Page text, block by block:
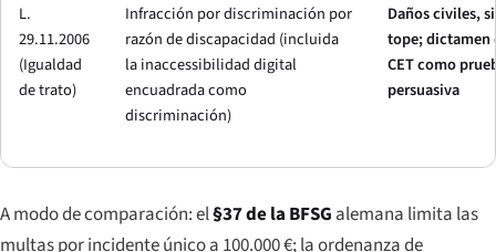
L.
29.11.2006
(Igualdad
de trato)
Infracción por discriminación por
razón de discapacidad (incluida
la inaccessibilidad digital
encuadrada como
discriminación)
Daños civiles,
tope; dictamen
CET como
persuasiva
A modo de comparación: el§37 de la BFSG alemana limita las
multas por incidente único a 100.000 €; la ordenanza de